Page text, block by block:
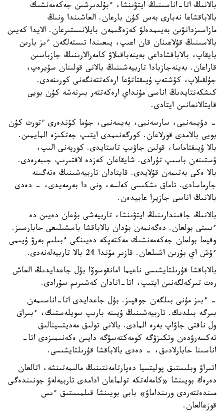
بالانىڭ اتا-اناسىنىڭ ايتۋىنشا، ءبۇلدىرشىن جەكەمەنشىك
بالاباقشاعا نەبارى بەس كۇن بارعان. العاشىندا ونىڭ
مازاسىزدانۋىن بەيىمدەلۋ كەزەڭىمەن بايلانىستىرعان. الايدا كەيىن
بالاسىنىڭ قۇلاعىنان قان اعىپ، يىعىندا تىستەلگەن ءىز بارىن
بايقاپ، بالاباقشاداعى بەينەباقىلاۋ كامەرالارىنىڭ جازباسىن
قاراعان. بەينەجازبادا تاربيەشىنىڭ بالانى قولىنان سۇيرەپ،
جۇلقىلاپ، كۇشتەپ ۇيىقتاتۋعا ارەكەتتەنگەنى كورىنەدى.
كىشكەنتايدىڭ اناسى مۇنداي ارەكەتتەر بىرنەشە كۇن بويى
قايتالانعانىن ايتادى.
- دۇيسەنبى، سارسەنبى، بەيسەنبى، جۇما كۇندەرى ءتورت كۇن
بويى بالامدى قورلاعان. كورگەنىمدى ايتىپ جەتكىزە المايمىن.
بالا ۇيىقتاماسا، قولىن جاۋىپ تاستايدى. كورپەنى الىپ،
ۇستىنەن باسىپ تۇرادى. شايقاعان كەزدە لاقتىرىپ جىبەرەدى.
بالا ەكى بەتىمەن قۇلايدى. قايتادان تاربيەشىنىڭ ەتەگىنە
جارماسادى. تاماق ىشكىسى كەلسە، ونى دا بەرمەيدى، - دەدى
بالانىڭ اناسى جازيرا عابيدەن.
بالانىڭ جاقىندارىنىڭ ايتۋىنشا، تاربيەشى بۇعان دەيىن دە
ءىستى بولعان. دەگەنمەن بۇدان بالاباقشا باسشىلىعى حابارسىز.
وقيعا بولعان جەكەمەنشىك مەكتەپكە دەيىنگى ءبىلىم بەرۋ ۇيىمى
ءۇش اي بۇرىن اشىلعان. قازىر مۇندا 24 بالا تاربيەلەنەدى.
بالاباقشا قۇرىلتايشىسى ناعيما امانقوسوۆا بۇل جاعدايدىڭ العاش
رەت تىركەلگەنىن ايتىپ، اتا-انادان كەشىرىم سۇرادى.
- ءبىز مۇنى بىلگەن جوقپىز. بۇل جاعدايدى اتا-اناسىمەن
بىرگە بىلدىك. تاربيەشىنىڭ ۇيىنە بارىپ سويلەستىك، ءبىراق
ول ناقتى جاۋاپ بەرە المادى. بالانى تولىق مەديتسينالىق
تەكسەرۋدەن وتكىزۋگە كومەكتەسۋگە دايىن ەكەنىمىزدى اتا-
اناسىنا حابارلادىق، - دەدى بالاباقشا قۇرىلتايشىسى.
اتىراۋ وبلىستىق پوليتسيا دەپارتامەنتىنىڭ مالىمەتىنشە، اتالعان
دەرەك بويىنشا «كامەلەتكە تولماعان ادامدى تاربيەلەۋ جونىندەگى
مىندەتتەردى ورىنداماۋ» بابى بويىنشا قىلمىستىق ءىس
قوزعالعان.